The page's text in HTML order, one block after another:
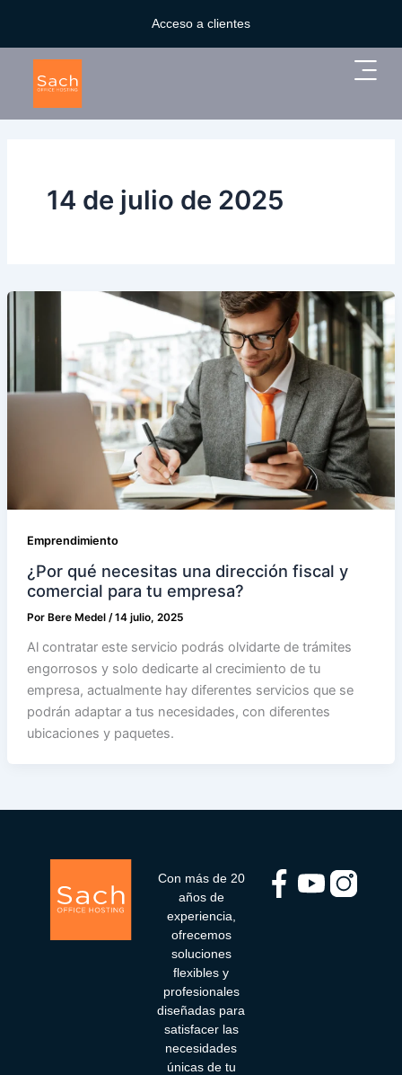
contenido
Acceso a clientes
Main
14 de julio de 2025
Emprendimiento
¿Por qué necesitas una dirección fiscal y
comercial para tu empresa?
Por Bere Medel /14 julio, 2025
Al contratar este servicio podrás olvidarte de trámites
engorrosos y solo dedicarte al crecimiento de tu
empresa, actualmente hay diferentes servicios que se
podrán adaptar a tus necesidades, con diferentes
ubicaciones y paquetes.
Con más de 20
años de
experiencia,
ofrecemos
soluciones
flexibles y
profesionales
diseñadas para
satisfacer las
necesidades
únicas de tu